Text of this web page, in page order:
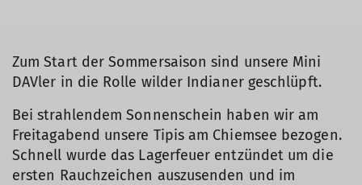
Zum Start der Sommersaison sind unsere Mini
DAVler in die Rolle wilder Indianer geschlüpft.
Bei strahlendem Sonnenschein haben wir am
Freitagabend unsere Tipis am Chiemsee bezogen.
Schnell wurde das Lagerfeuer entzündet um die
ersten Rauchzeichen auszusenden und im